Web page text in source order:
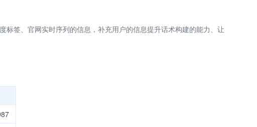
签、官网实时序列的信息，补充用户的信息提升话术构建的能力、让